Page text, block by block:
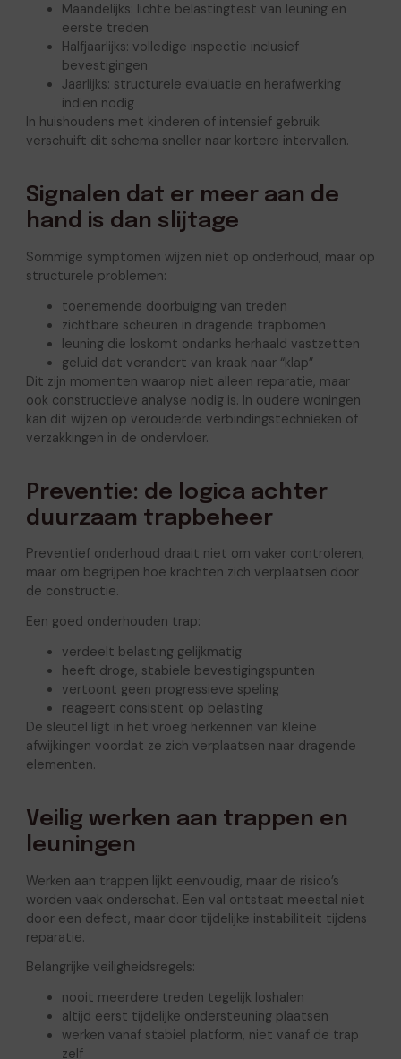
Maandelijks: lichte belastingtest van leuning en
eerste treden
Halfjaarlijks: volledige inspectie inclusief
bevestigingen
Jaarlijks: structurele evaluatie en herafwerking
indien nodig
In huishoudens met kinderen of intensief gebruik
verschuift dit schema sneller naar kortere intervallen.
Signalen dat er meer aan de
hand is dan slijtage
Sommige symptomen wijzen niet op onderhoud, maar op
structurele problemen:
toenemende doorbuiging van treden
zichtbare scheuren in dragende trapbomen
leuning die loskomt ondanks herhaald vastzetten
geluid dat verandert van kraak naar “klap”
Dit zijn momenten waarop niet alleen reparatie, maar
ook constructieve analyse nodig is. In oudere woningen
kan dit wijzen op verouderde verbindingstechnieken of
verzakkingen in de ondervloer.
Preventie: de logica achter
duurzaam trapbeheer
Preventief onderhoud draait niet om vaker controleren,
maar om begrijpen hoe krachten zich verplaatsen door
de constructie.
Een goed onderhouden trap:
verdeelt belasting gelijkmatig
heeft droge, stabiele bevestigingspunten
vertoont geen progressieve speling
reageert consistent op belasting
De sleutel ligt in het vroeg herkennen van kleine
afwijkingen voordat ze zich verplaatsen naar dragende
elementen.
Veilig werken aan trappen en
leuningen
Werken aan trappen lijkt eenvoudig, maar de risico’s
worden vaak onderschat. Een val ontstaat meestal niet
door een defect, maar door tijdelijke instabiliteit tijdens
reparatie.
Belangrijke veiligheidsregels:
nooit meerdere treden tegelijk loshalen
altijd eerst tijdelijke ondersteuning plaatsen
werken vanaf stabiel platform, niet vanaf de trap
zelf